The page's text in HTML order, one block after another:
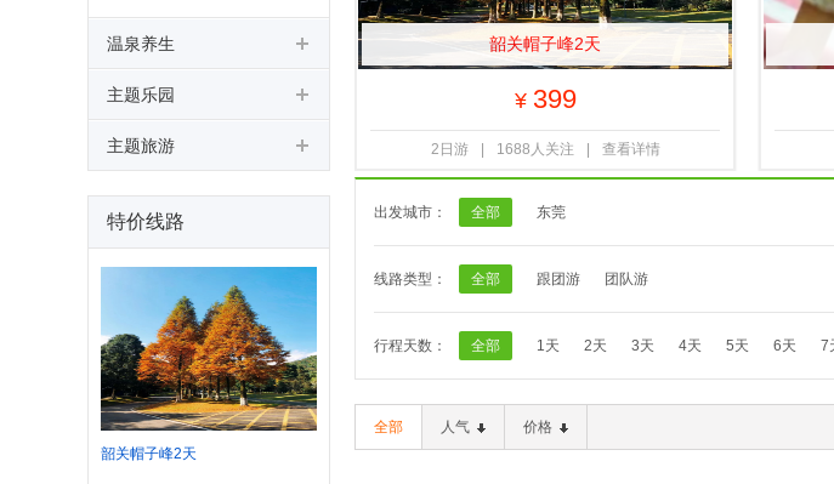
韶关帽子峰2天
¥ 399
2日游 1688人关注 查看详情
出发城市： 全部 东莞
线路类型： 全部 跟团游 团队游
行程天数： 全部 1天 2天 3天 4天 5天 6天 7
全部 人气 价格
温泉养生
主题乐园
主题旅游
特价线路
韶关帽子峰2天